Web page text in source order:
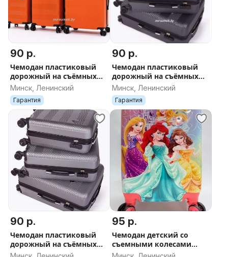
90 р.
Чемодан пластиковый
дорожный на съёмных
колесах новый в Минске
ДОСТАВКА поликарбонат
оранжевый
Минск, Ленинский
Гарантия
90 р.
Чемодан пластиковый
дорожный на съёмных
колесах новый в Минске
ДОСТАВКА поликарбонат
графит
Минск, Ленинский
Гарантия
90 р.
Чемодан пластиковый
дорожный на съёмных
колесах новый в Минске
95 р.
Чемодан детский со
съемными колесами
Принцессы 4